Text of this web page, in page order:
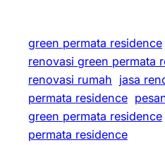
green permata residence
renovasi green permata
renovasi rumah jasa
permata residence
green permata residence
permata residence